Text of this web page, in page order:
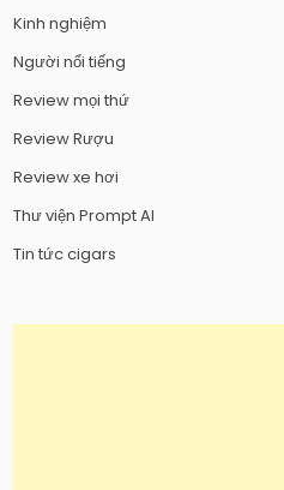
Kinh nghiệm
Người nổi tiếng
Review mọi thứ
Review Rượu
Review xe hơi
Thư viện Prompt AI
Tin tức cigars